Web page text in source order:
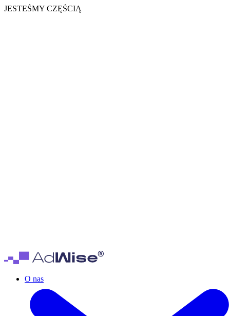
JESTEŚMY CZĘŚCIĄ
O nas